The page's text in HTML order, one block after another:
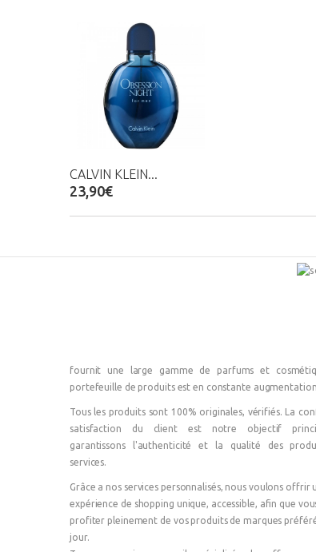
CALVIN KLEIN...
23,90€
fournit une large gamme de parfums et
portefeuille de produits est en constante
Tous les produits sont 100% originales, vérifiés. La
satisfaction du client est notre objectif
garantissons l'authenticité et la qualité des
services.
Grâce a nos services personnalisés, nous voulons offrir
expérience de shopping unique, accessible, afin que
profiter pleinement de vos produits de marques
jour.